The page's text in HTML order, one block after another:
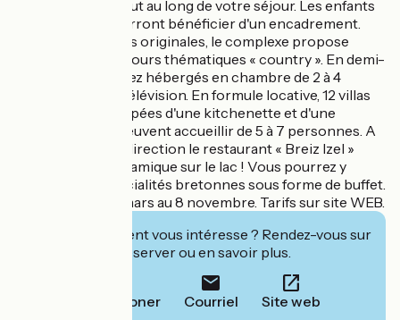
accompagnera tout au long de votre séjour. Les enfants
jusqu'à 17 ans pourront bénéficier d'un encadrement.
Pour des vacances originales, le complexe propose
également des séjours thématiques « country ». En demi-
pension, vous serez hébergés en chambre de 2 à 4
personnes avec télévision. En formule locative, 12 villas
de plain-pied équipées d'une kitchenette et d'une
terrasse privée peuvent accueillir de 5 à 7 personnes. A
l'heure du repas, direction le restaurant « Breiz Izel »
avec sa vue panoramique sur le lac ! Vous pourrez y
déguster des spécialités bretonnes sous forme de buffet.
Ouverture du 18 mars au 8 novembre. Tarifs sur site WEB.
Cet établissement vous intéresse ? Rendez-vous sur
leur site pour réserver ou en savoir plus.
Téléphoner Courriel Site web